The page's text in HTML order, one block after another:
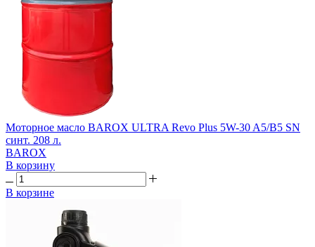
Моторное масло BAROX ULTRA Revo Plus 5W-30 A5/B5 SN
синт. 208 л.
BAROX
В корзину
В корзине